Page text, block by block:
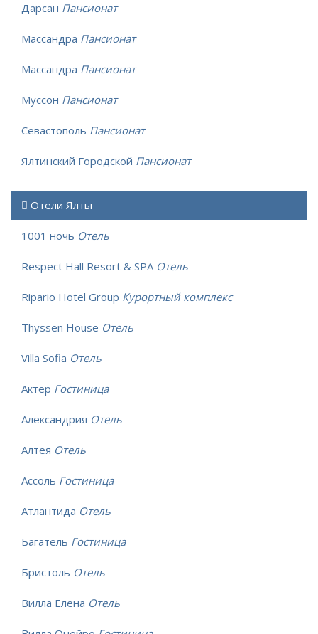
Дарсан Пансионат
Массандра Пансионат
Массандра Пансионат
Муссон Пансионат
Севастополь Пансионат
Ялтинский Городской Пансионат
Отели Ялты
1001 ночь Отель
Respect Hall Resort & SPA Отель
Ripario Hotel Group Курортный комплекс
Thyssen House Отель
Villa Sofia Отель
Актер Гостиница
Александрия Отель
Алтея Отель
Ассоль Гостиница
Атлантида Отель
Багатель Гостиница
Бристоль Отель
Вилла Елена Отель